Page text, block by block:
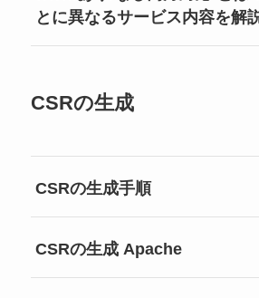
とに異なるサービス内容を解
CSRの生成
CSRの生成手順
CSRの生成 Apache